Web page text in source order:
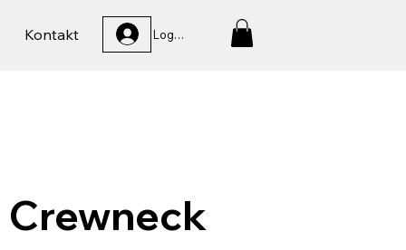
Kontakt Logga In
Crewneck